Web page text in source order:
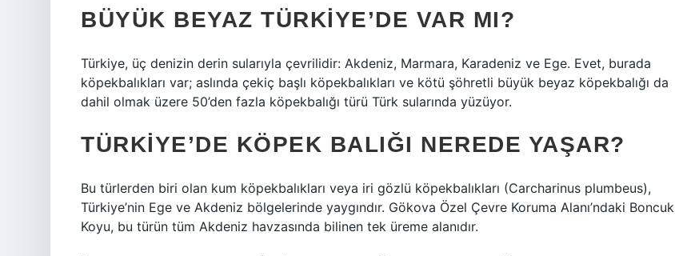
BÜYÜK BEYAZ TÜRKIYE’DE VAR MI?
Türkiye, üç denizin derin sularıyla çevrilidir: Akdeniz, Marmara, Karadeniz ve Ege. Evet, burada
köpekbalıkları var; aslında çekiç başlı köpekbalıkları ve kötü şöhretli büyük beyaz köpekbalığı da
dahil olmak üzere 50’den fazla köpekbalığı türü Türk sularında yüzüyor.
TÜRKIYE’DE KÖPEK BALIĞI NEREDE YAŞAR?
Bu türlerden biri olan kum köpekbalıkları veya iri gözlü köpekbalıkları (Carcharinus plumbeus),
Türkiye’nin Ege ve Akdeniz bölgelerinde yaygındır. Gökova Özel Çevre Koruma Alanı’ndaki Boncuk
Koyu, bu türün tüm Akdeniz havzasında bilinen tek üreme alanıdır.